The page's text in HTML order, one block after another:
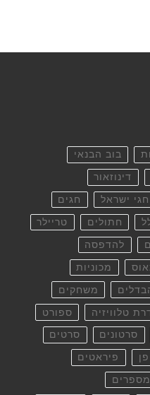
בוב הבנאי
דינוזאור
חגי ישראל חגים
חתולים טריילר
להדפסה
מכוניות
משחקים
טלוויזיה ספורט
סרטונים סרטים
פיראטים